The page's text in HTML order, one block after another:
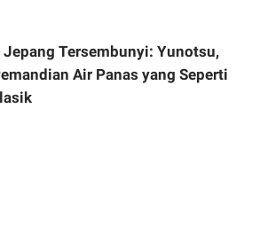
Jepang Tersembunyi: Yunotsu,
Air Panas yang Seperti